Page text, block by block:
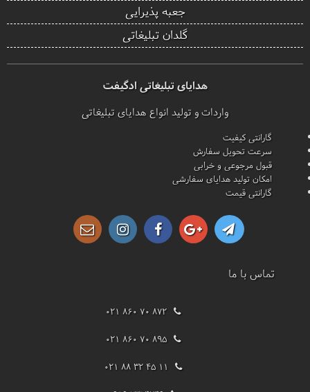
جعبه پذیرایی
گلدان تبلیغاتی
هدایای تبلیغاتی ادگیفت
واردات و تولید انواع هدایای تبلیغاتی
گارانتی کیفیت
سرعت تحویل سفارش
قبول مرجوعی و خرابی
امکان تولید هدایای سفارشی
گارانتی قیمت
تماس با ما
021 860 70 872
021 860 70 895
021 88 32 45 11